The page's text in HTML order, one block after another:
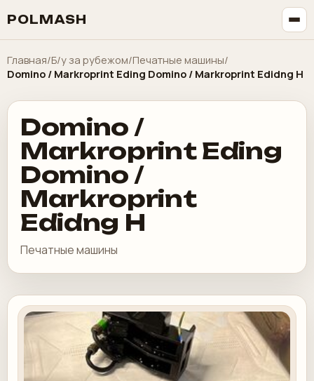
POLMASH
Главная/Б/у за рубежом/Печатные машины/
Domino / Markroprint Eding Domino / Markroprint Edidng H
Domino /
Markroprint Eding
Domino /
Markroprint
Edidng H
Печатные машины